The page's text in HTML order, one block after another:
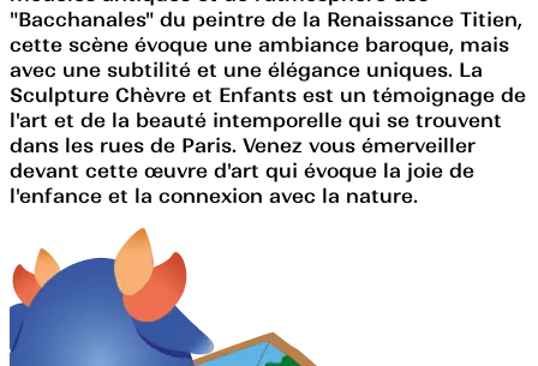
"Bacchanales" du peintre de la Renaissance Titien,
cette scène évoque une ambiance baroque, mais
avec une subtilité et une élégance uniques. La
Sculpture Chèvre et Enfants est un témoignage de
l'art et de la beauté intemporelle qui se trouvent
dans les rues de Paris. Venez vous émerveiller
devant cette œuvre d'art qui évoque la joie de
l'enfance et la connexion avec la nature.